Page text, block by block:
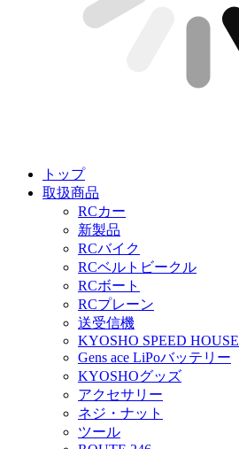
トップ
取扱商品
RCカー
新製品
RCバイク
RCベルトビークル
RCボート
RCプレーン
送受信機
KYOSHO SPEED HOUSE
Gens ace LiPoバッテリー
KYOSHOグッズ
アクセサリー
ネジ・ナット
ツール